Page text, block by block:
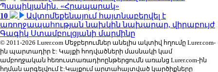
Պապիկյանին․ «Հրապարակ»
10
Ավտոմեքենայում հայտնաբերվել է
առողջապահության նախկին նախարար, վիրաբույժ
Գագիկ Ստամբուլցյանի մարմինը
© 2011-2026 Lurer.com Մեջբերումներ անելիս ակտիվ հղումը Lurer.com-
ին պարտադիր է: Կայքի հոդվածների մասնակի կամ
ամբողջական հեռուստառադիոընթերցումն առանց Lurer.com-ին
հղման արգելվում է:Կայքում արտահայտված կարծիքները